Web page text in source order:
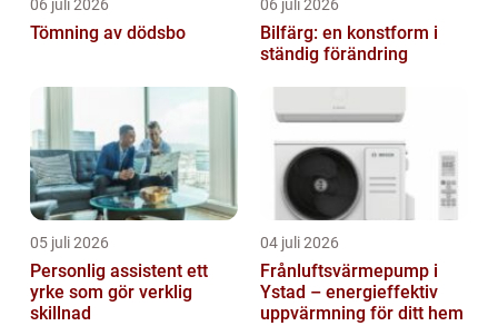
06 juli 2026
Tömning av dödsbo
06 juli 2026
Bilfärg: en konstform i
ständig förändring
05 juli 2026
Personlig assistent ett
yrke som gör verklig
skillnad
04 juli 2026
Frånluftsvärmepump i
Ystad – energieffektiv
uppvärmning för ditt hem